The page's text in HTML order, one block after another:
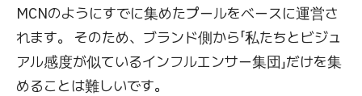
MCNのようにすでに集めたプールをベースに運営さ
れます。 そのため、ブランド側から「私たちとビジュ
アル感度が似ているインフルエンサー集団」だけを集
めることは難しいです。